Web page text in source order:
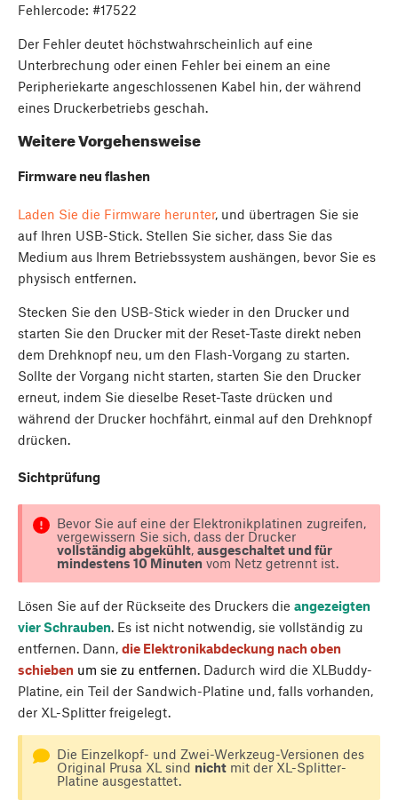
Fehlercode: #17522
Der Fehler deutet höchstwahrscheinlich auf eine
Unterbrechung oder einen Fehler bei einem an eine
Peripheriekarte angeschlossenen Kabel hin, der während
eines Druckerbetriebs geschah.
Weitere Vorgehensweise
Firmware neu flashen
Laden Sie die Firmware herunter, und übertragen Sie sie
auf Ihren USB-Stick. Stellen Sie sicher, dass Sie das
Medium aus Ihrem Betriebssystem aushängen, bevor Sie es
physisch entfernen.
Stecken Sie den USB-Stick wieder in den Drucker und
starten Sie den Drucker mit der Reset-Taste direkt neben
dem Drehknopf neu, um den Flash-Vorgang zu starten.
Sollte der Vorgang nicht starten, starten Sie den Drucker
erneut, indem Sie dieselbe Reset-Taste drücken und
während der Drucker hochfährt, einmal auf den Drehknopf
drücken.
Sichtprüfung
Bevor Sie auf eine der Elektronikplatinen zugreifen,
vergewissern Sie sich, dass der Drucker
vollständig abgekühlt, ausgeschaltet und für
mindestens 10 Minuten vom Netz getrennt ist.
Lösen Sie auf der Rückseite des Druckers die angezeigten
vier Schrauben. Es ist nicht notwendig, sie vollständig zu
entfernen. Dann, die Elektronikabdeckung nach oben
schieben um sie zu entfernen. Dadurch wird die XLBuddy-
Platine, ein Teil der Sandwich-Platine und, falls vorhanden,
der XL-Splitter freigelegt.
Die Einzelkopf- und Zwei-Werkzeug-Versionen des
Original Prusa XL sind nichtmit der XL-Splitter-
Platine ausgestattet.